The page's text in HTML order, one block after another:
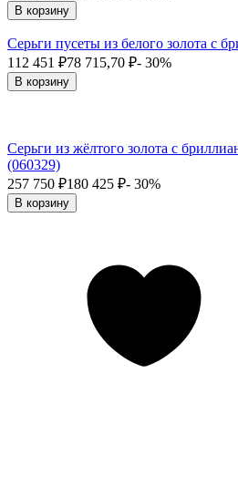
В корзину
Серьги из жёлтого золота с
(060329)
257 750 ₽180 425 ₽- 30%
В корзину
Серьги пусеты из белого золота с
112 451 ₽78 715,70 ₽- 30%
В корзину